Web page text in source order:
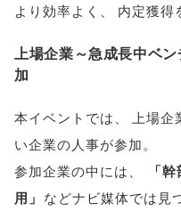
より効率よく
内定獲得
上場企業～急成長中ベ
加
本イベントでは
上場
い企業の人事が参加。
参加企業の中には
「幹
用 」 などナビ媒体では見